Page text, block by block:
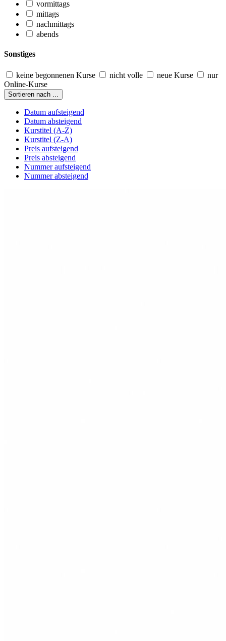
vormittags
mittags
nachmittags
abends
Sonstiges
keine begonnenen Kurse nicht volle neue Kurse
nur
Online-Kurse
Sortieren nach ...
Datum aufsteigend
Datum absteigend
Kurstitel (A-Z)
Kurstitel (Z-A)
Preis aufsteigend
Preis absteigend
Nummer aufsteigend
Nummer absteigend